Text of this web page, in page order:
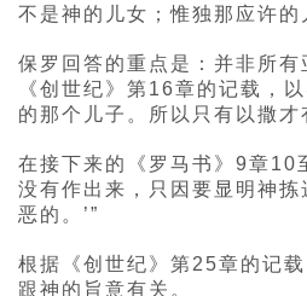
不是神的儿女；惟独那应许
保罗回答的重点是：并非所
《创世纪》第16章的记载，
的那个儿子。所以只有以撒才
在接下来的《罗马书》9章10
没有作出来，只因要显明神
恶的。’”
根据《创世纪》第25章的记
跟神的旨意有关。